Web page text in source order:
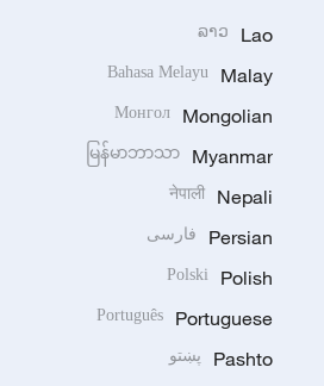
Lao
ລາວ
Malay
Bahasa Melayu
Mongolian
Монгол
Myanmar
မြန်မာဘာသာ
Nepali
नेपाली
Persian فارسی
Polish
Polski
Portuguese
Português
Pashto پښتو